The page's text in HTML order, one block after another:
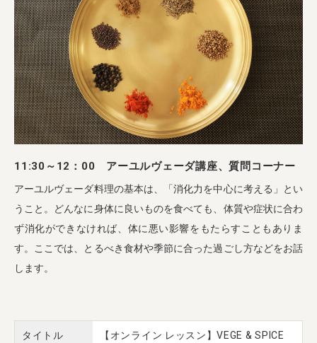
11:30～12：00 アーユルヴェーダ講座、質問コーナー
アーユルヴェーダ料理の基本は、「消化力を中心に考える」とい
うこと。どんなに身体に良いものを食べても、体質や症状に合わ
ず消化ができなければ、体に悪い影響をもたらすこともありま
す。ここでは、とるべき食材や季節に合った過ごし方などをお話
します。
タイトル
【オンライン レッスン】VEGE & SPICE